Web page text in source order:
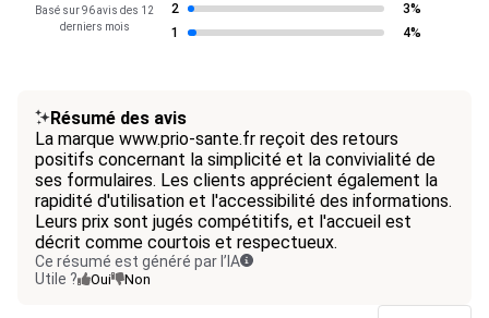
Basé sur 96 avis des 12
derniers mois
2
3%
1
4%
Résumé des avis
La marque www.prio-sante.fr reçoit des retours
positifs concernant la simplicité et la convivialité de
ses formulaires. Les clients apprécient également la
rapidité d'utilisation et l'accessibilité des informations.
Leurs prix sont jugés compétitifs, et l'accueil est
décrit comme courtois et respectueux.
Ce résumé est généré par l’IA
Utile ?
Oui Non